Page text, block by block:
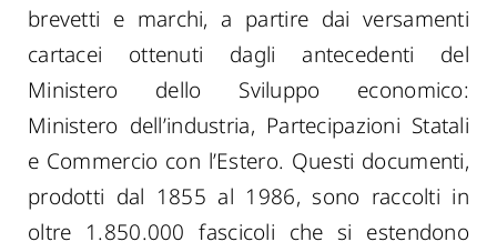
brevetti e marchi, a partire dai versamenti
cartacei ottenuti dagli antecedenti del
Ministero dello Sviluppo economico:
Ministero dell’industria, Partecipazioni Statali
e Commercio con l’Estero. Questi documenti,
prodotti dal 1855 al 1986, sono raccolti in
oltre 1.850.000 fascicoli che si estendono